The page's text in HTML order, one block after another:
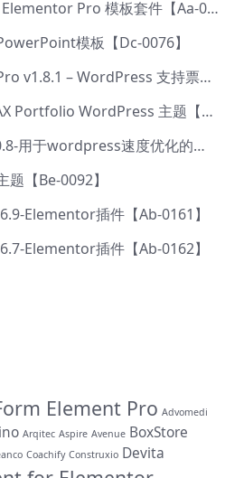
Agria – 农业公司 Elementor Pro 模板套件【Aa-0003】
模板【Dc-0076】
Fluent Support Pro v1.8.1 – WordPress 支持票务系统【Cc-0041】
Rhye v3.5.3 – AJAX Portfolio WordPress 主题【Bi-0049】
WP Rocket v3.10.8-用于wordpress速度优化的缓存加速插件【Cd-0019】
【Be-0092】
Elementor插件【Ab-0161】
Elementor插件【Ab-0162】
Element Pro Advomedi
Arqitec Aspire Avenue BoxStore
Coachify Construxio Devita